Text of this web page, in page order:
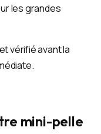
les grandes
vérifié avant la
mini-pelle